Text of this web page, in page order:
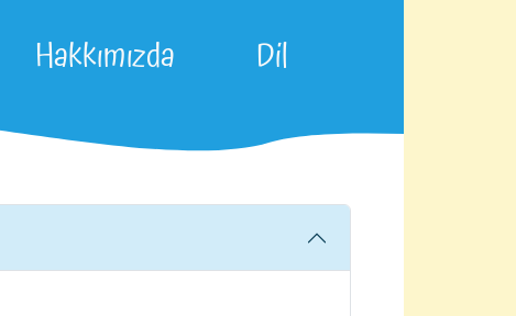
Hakkımızda Dil